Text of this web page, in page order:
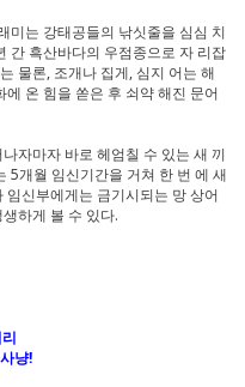
미는 강태공들의 낚싯줄을 심심 치
간 흑산바다의 우점종으로 자 리잡
물론, 조개나 집게, 심지 어는 해
온 힘을 쏟은 후 쇠약 해진 문어
자마자 바로 헤엄칠 수 있는 새 끼
5개월 임신기간을 거쳐 한 번 에 새
신부에게는 금기시되는 망 상어
하게 볼 수 있다.
냥!